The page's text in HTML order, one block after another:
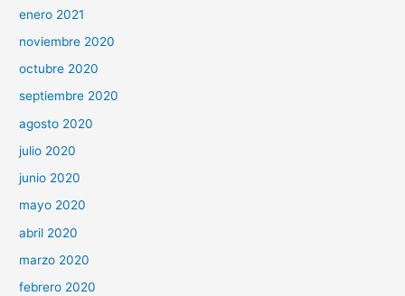
enero 2021
noviembre 2020
octubre 2020
septiembre 2020
agosto 2020
julio 2020
junio 2020
mayo 2020
abril 2020
marzo 2020
febrero 2020